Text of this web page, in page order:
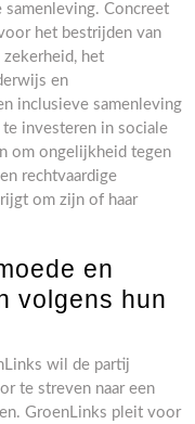
Concreet
het bestrijden van
het
en
inclusieve samenleving
investeren in sociale
om ongelijkheid tegen
rechtvaardige
om zijn of haar
en
volgens hun
wil de partij
te streven naar een
GroenLinks pleit voor